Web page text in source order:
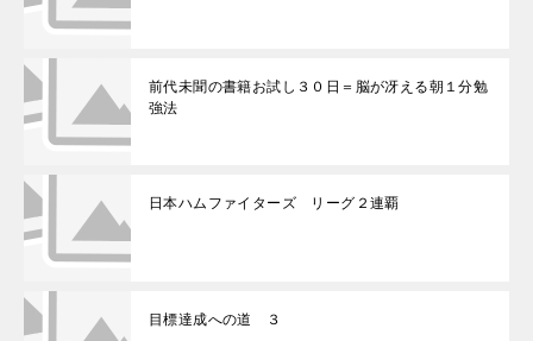
前代未聞の書籍お試し３０日＝脳が冴える朝１分勉
強法
日本ハムファイターズ リーグ２連覇
目標達成への道 ３